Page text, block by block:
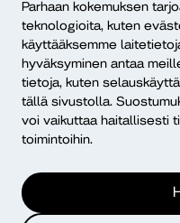
Parhaan kokemuksen
teknologioita, kuten
käyttääksemme
hyväksyminen antaa
tietoja, kuten
tällä sivustolla.
voi vaikuttaa haitallisesti
toimintoihin.
Yhteystiedot